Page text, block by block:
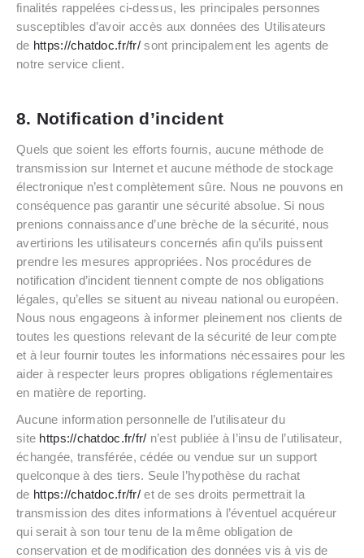
finalités rappelées ci-dessus, les principales personnes
susceptibles d’avoir accès aux données des Utilisateurs
de https://chatdoc.fr/fr/ sont principalement les agents de
notre service client.
8. Notification d’incident
Quels que soient les efforts fournis, aucune méthode de
transmission sur Internet et aucune méthode de stockage
électronique n’est complètement sûre. Nous ne pouvons en
conséquence pas garantir une sécurité absolue. Si nous
prenions connaissance d’une brèche de la sécurité, nous
avertirions les utilisateurs concernés afin qu’ils puissent
prendre les mesures appropriées. Nos procédures de
notification d’incident tiennent compte de nos obligations
légales, qu’elles se situent au niveau national ou européen.
Nous nous engageons à informer pleinement nos clients de
toutes les questions relevant de la sécurité de leur compte
et à leur fournir toutes les informations nécessaires pour les
aider à respecter leurs propres obligations réglementaires
en matière de reporting.
Aucune information personnelle de l’utilisateur du
site https://chatdoc.fr/fr/ n’est publiée à l’insu de l’utilisateur,
échangée, transférée, cédée ou vendue sur un support
quelconque à des tiers. Seule l’hypothèse du rachat
de https://chatdoc.fr/fr/ et de ses droits permettrait la
transmission des dites informations à l’éventuel acquéreur
qui serait à son tour tenu de la même obligation de
conservation et de modification des données vis à vis de